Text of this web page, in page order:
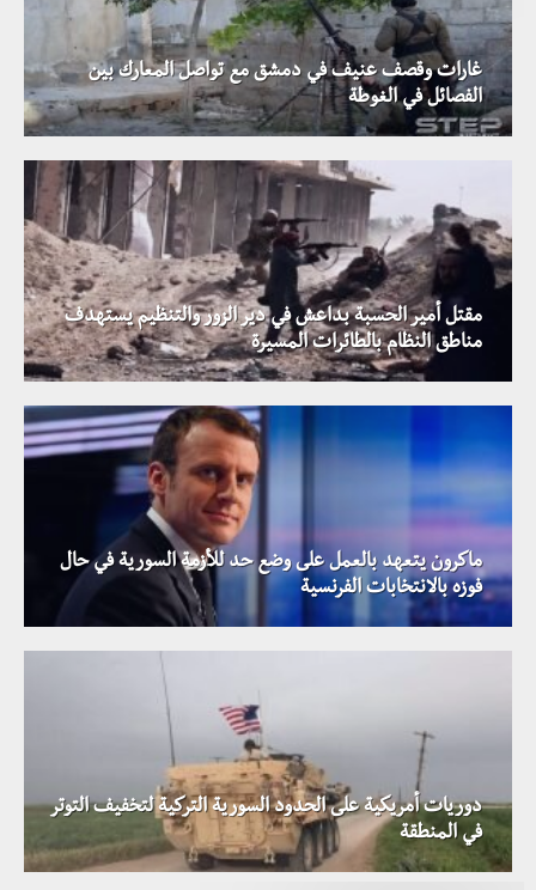
غارات وقصف عنيف في دمشق مع تواصل المعارك بين
الفصائل في الغوطة
مقتل أمير الحسبة بداعش في دير الزور والتنظيم يستهدف
مناطق النظام بالطائرات المسيرة
ماكرون يتعهد بالعمل على وضع حد للأزمة السورية في حال
فوزه بالانتخابات الفرنسية
دوريات أمريكية على الحدود السورية التركية لتخفيف التوتر
في المنطقة